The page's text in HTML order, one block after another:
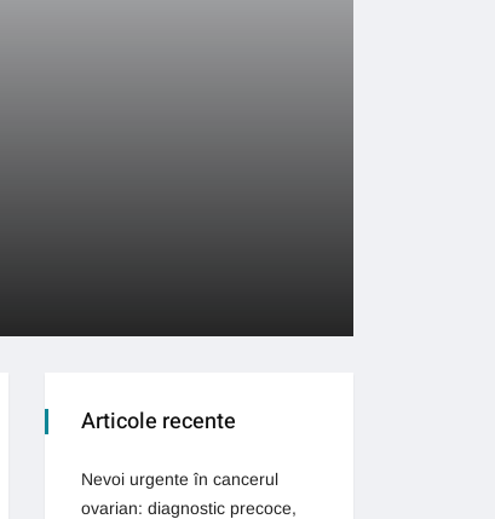
Articole recente
Nevoi urgente în cancerul
ovarian: diagnostic precoce,